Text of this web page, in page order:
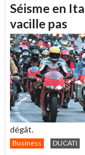
Séisme en
vacille pas
dégât.
Business DUCATI